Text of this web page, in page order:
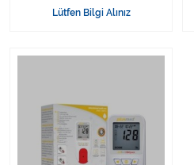
Lütfen Bilgi Alınız